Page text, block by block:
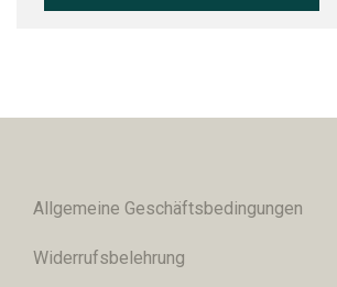
Allgemeine Geschäftsbedingungen
Widerrufsbelehrung